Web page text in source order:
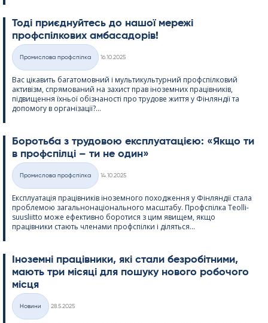
Тоді приєднуйтесь до нашої мережі
профспілкових амбасадорів!
Категорії
Промислова профспілка
16.10.2025
Вас цікавить багатомовний і мультикультурний профспілковий
активізм, спрямований на захист прав іноземних працівників,
підвищення їхньої обізнаності про трудове життя у Фінляндії та
допомогу в організації?...
Боротьба з трудовою експлуатацією: «Якщо ти
в профспілці – ти не один»
Категорії
Промислова профспілка
14.10.2025
Експлуатація працівників іноземного походження у Фінляндії стала
проблемою загальнонаціонального масштабу. Профспілка Teol­li­
suus­liitto може ефективно боротися з цим явищем, якщо
працівники стають членами профспілки і діляться...
Іноземні працівники, які стали безробітними,
мають три місяці для пошуку нового робочого
місця
Категорії
Новини
28.5.2025